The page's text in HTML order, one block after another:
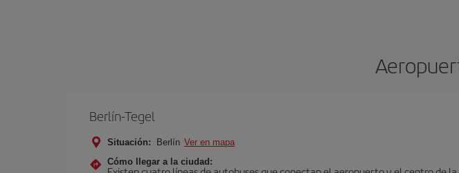
Berlín-Tegel
Situación: Berlín Ver en mapa
Cómo llegar a la ciudad: